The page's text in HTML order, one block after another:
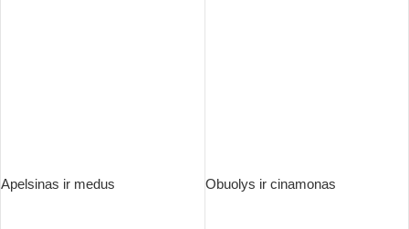
Apelsinas ir medus Obuolys ir cinamonas